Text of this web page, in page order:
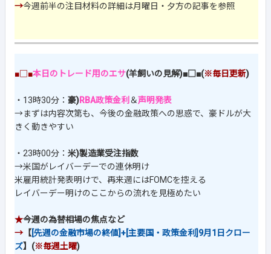
→今週前半の注目材料の詳細は月曜日・夕方の記事を参照
■□■本日のトレード用のエサ(羊飼いの見解)■□■(※毎日更新)
・13時30分： 豪)RBA政策金利 ＆声明発表
→まずは内容次第も、今後の金融政策への思惑で、豪ドルが大
きく動きやすい
・23時00分： 米)製造業受注指数
→米国がレイバーデーでの連休明け
米雇用統計発表明けで、再来週にはFOMCを控える
レイバーデー明けのここからの流れを見極めたい
★今週の為替相場の焦点など
→ 【[先週の金融市場の終値]+[主要国・政策金利]9月1日クロー
ズ】(※毎週土曜)